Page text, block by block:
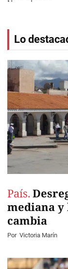
Lo
País.
mediana y
cambia
Por Victoria Marín